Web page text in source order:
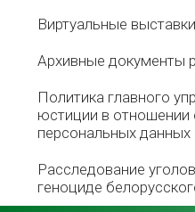
Виртуальные выставки
Архивные документы
Политика главного
юстиции в отношении
персональных данных
Расследование
геноциде